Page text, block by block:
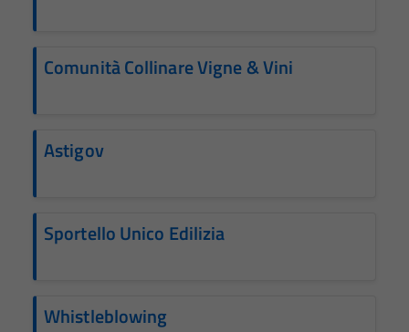
Comunità Collinare Vigne & Vini
Astigov
Sportello Unico Edilizia
Whistleblowing